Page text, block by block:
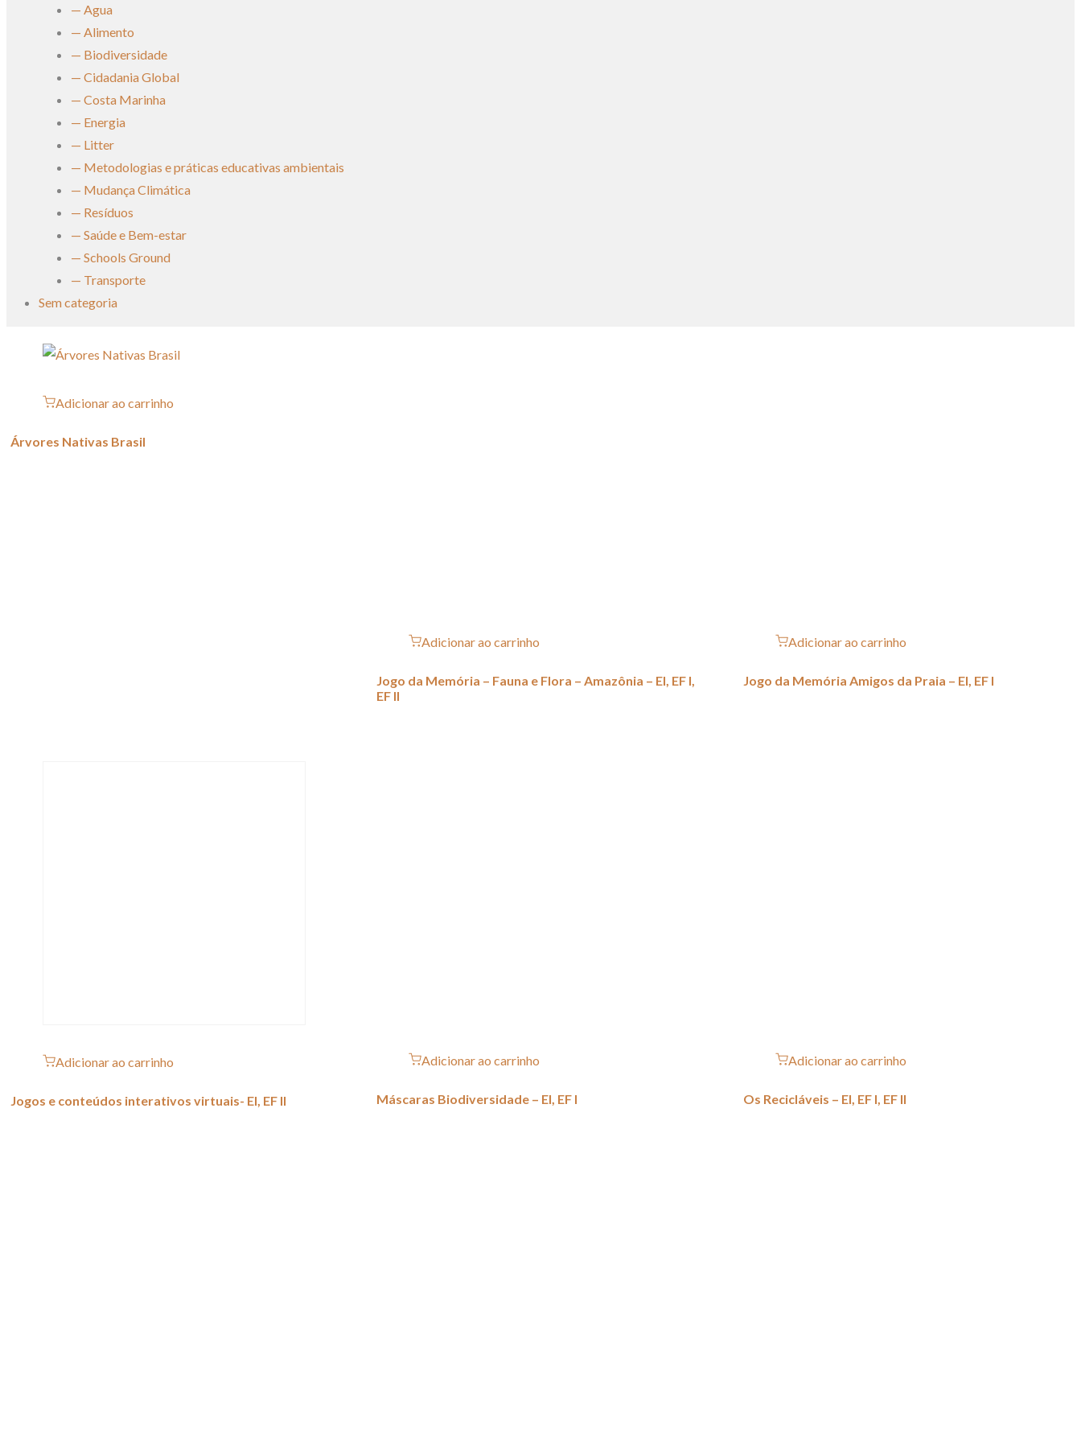
— Agua
— Alimento
— Biodiversidade
— Cidadania Global
— Costa Marinha
— Energia
— Litter
— Metodologias e práticas educativas ambientais
— Mudança Climática
— Resíduos
— Saúde e Bem-estar
— Schools Ground
— Transporte
Sem categoria
Adicionar ao carrinho
Árvores Nativas Brasil
Adicionar ao carrinho
Jogo da Memória – Fauna e Flora – Amazônia – EI, EF I,
EF II
Adicionar ao carrinho
Jogo da Memória Amigos da Praia – EI, EF I
Adicionar ao carrinho
Jogos e conteúdos interativos virtuais- EI, EF II
Adicionar ao carrinho
Máscaras Biodiversidade – EI, EF I
Adicionar ao carrinho
Os Recicláveis – EI, EF I, EF II